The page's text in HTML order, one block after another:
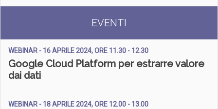
EVENTI
WEBINAR - 16 APRILE 2024, ORE 11.30 - 12.30
Google Cloud Platform per estrarre valore
dai dati
WEBINAR - 18 APRILE 2024, ORE 12.00 - 13.00